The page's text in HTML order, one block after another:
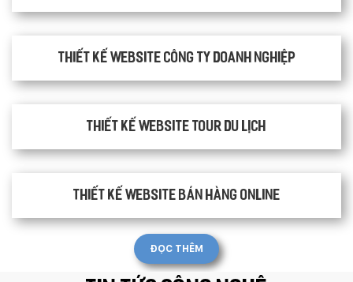
Thiết kế website công ty doanh nghiệp
Thiết kế website tour du lịch
Thiết kế website bán hàng Online
ĐỌC THÊM